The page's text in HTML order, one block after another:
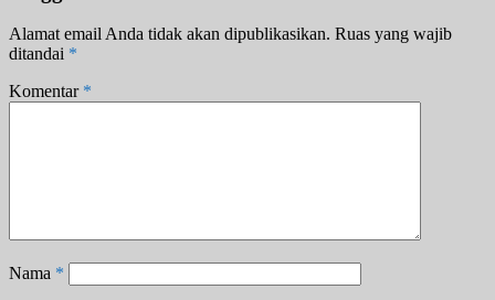
Alamat email Anda tidak akan dipublikasikan. Ruas yang wajib
ditandai *
Komentar *
Nama *